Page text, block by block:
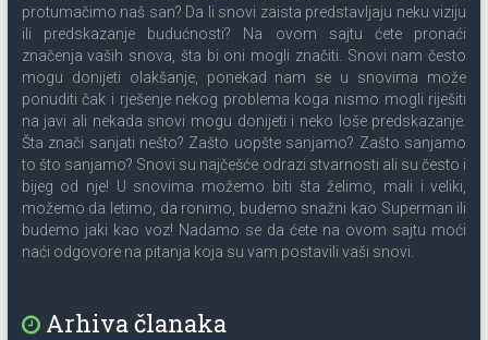
protumačimo naš san? Da li snovi zaista predstavljaju neku viziju
ili predskazanje budućnosti? Na ovom sajtu ćete pronaći
značenja vaših snova, šta bi oni mogli značiti. Snovi nam često
mogu donijeti olakšanje, ponekad nam se u snovima može
ponuditi čak i rješenje nekog problema koga nismo mogli riješiti
na javi ali nekada snovi mogu donijeti i neko loše predskazanje.
Šta znači sanjati nešto? Zašto uopšte sanjamo? Zašto sanjamo
to što sanjamo? Snovi su najčešće odrazi stvarnosti ali su često i
bijeg od nje! U snovima možemo biti šta želimo, mali i veliki,
možemo da letimo, da ronimo, budemo snažni kao Superman ili
budemo jaki kao voz! Nadamo se da ćete na ovom sajtu moći
naći odgovore na pitanja koja su vam postavili vaši snovi.
Arhiva članaka